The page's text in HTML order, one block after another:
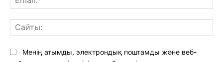
Менің атымды, электрондық поштамды және веб-